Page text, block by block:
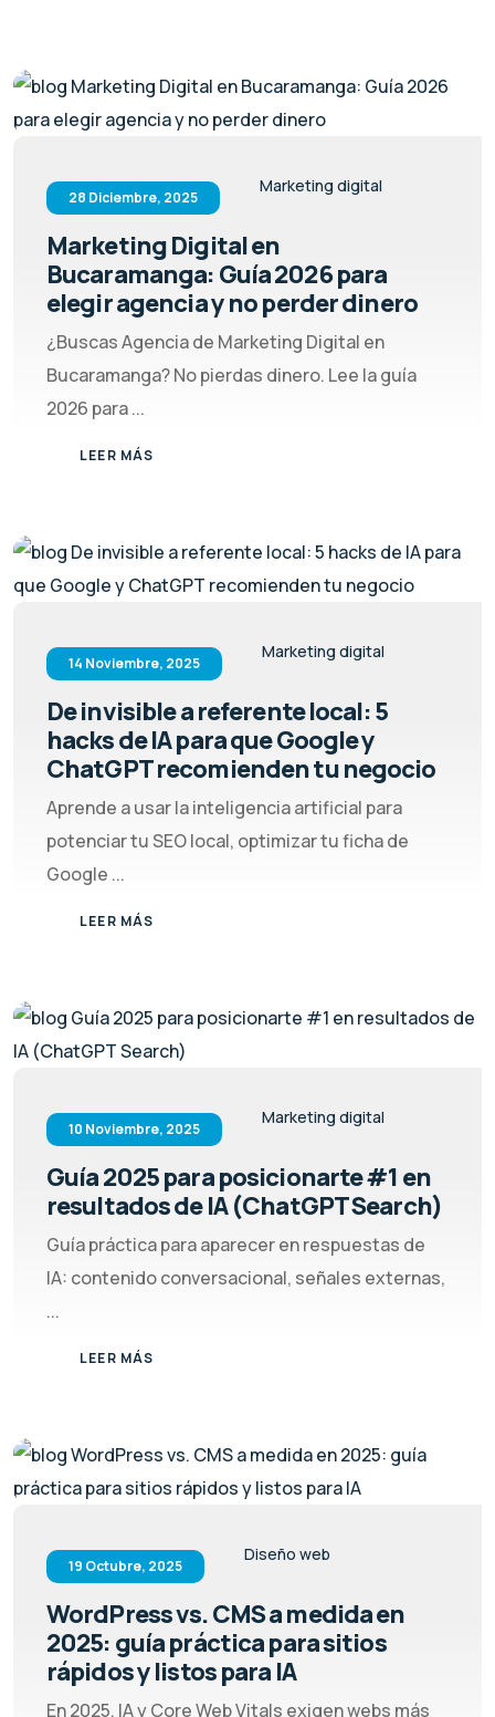
28 Diciembre, 2025
Marketing digital
Marketing Digital en
Bucaramanga: Guía 2026 para
elegir agencia y no perder dinero
¿Buscas Agencia de Marketing Digital en
Bucaramanga? No pierdas dinero. Lee la guía
2026 para ...
LEER MÁS
14 Noviembre, 2025
Marketing digital
De invisible a referente local: 5
hacks de IA para que Google y
ChatGPT recomienden tu negocio
Aprende a usar la inteligencia artificial para
potenciar tu SEO local, optimizar tu ficha de
Google ...
LEER MÁS
10 Noviembre, 2025
Marketing digital
Guía 2025 para posicionarte #1 en
resultados de IA (ChatGPT Search)
Guía práctica para aparecer en respuestas de
IA: contenido conversacional, señales externas,
...
LEER MÁS
19 Octubre, 2025
Diseño web
WordPress vs. CMS a medida en
2025: guía práctica para sitios
rápidos y listos para IA
En 2025, IA y Core Web Vitals exigen webs más